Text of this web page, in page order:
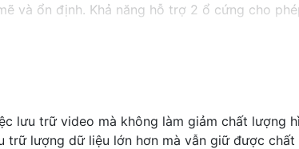
và ổn định. Khả năng hỗ trợ 2 ổ cứng cho
hỗ trợ 2 ổ cứng công nghệ phù hợp sẽ là
ở, cửa hàng hoặc văn phòng của bạn một
lưu trữ video mà không làm giảm chất lượng
lượng dữ liệu lớn hơn mà vẫn giữ được